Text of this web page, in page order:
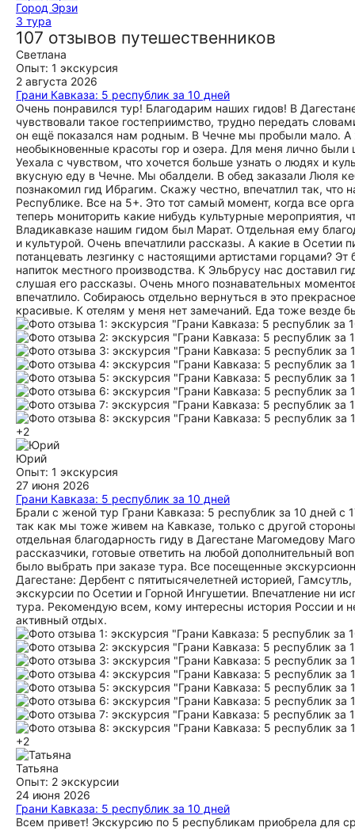
Город Эрзи
3 тура
107 отзывов путешественников
Светлана
Опыт: 1 экскурсия
2 августа 2026
Грани Кавказа: 5 республик за 10 дней
Очень понравился тур! Благодарим наших гидов! В
чувствовали такое гостеприимство, трудно передать
он ещё показался нам родным. В Чечне мы пробыли мало. А
необыкновенные красоты гор и озера. Для меня лично
Уехала с чувством, что хочется больше узнать о людях и
вкусную еду в Чечне. Мы обалдели. В обед заказали Люля
познакомил гид Ибрагим. Скажу честно, впечатлил так,
Республике. Все на 5+. Это тот самый момент, когда все
теперь мониторить какие нибудь культурные
Владикавказе нашим гидом был Марат. Отдельная ему
и культурой. Очень впечатлили рассказы. А какие в Осетии
потанцевать лезгинку с настоящими артистами горцами?
напиток местного производства. К Эльбрусу нас
слушая его рассказы. Очень много познавательных
впечатлило. Собираюсь отдельно вернуться в это
красивые. К отелям у меня нет замечаний. Еда тоже везде
+2
Юрий
Опыт: 1 экскурсия
27 июня 2026
Грани Кавказа: 5 республик за 10 дней
Брали с женой тур Грани Кавказа: 5 республик за 10 дней
так как мы тоже живем на Кавказе, только с другой
отдельная благодарность гиду в Дагестане Магомедову
рассказчики, готовые ответить на любой дополнительный
было выбрать при заказе тура. Все посещенные
Дагестане: Дербент с пятитысячелетней историей,
экскурсии по Осетии и Горной Ингушетии. Впечатление ни
тура. Рекомендую всем, кому интересны история России и
активный отдых.
+2
Татьяна
Опыт: 2 экскурсии
24 июня 2026
Грани Кавказа: 5 республик за 10 дней
Всем привет! Экскурсию по 5 республикам приобрела для